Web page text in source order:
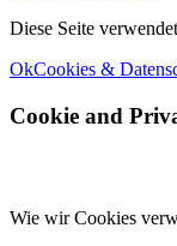
Diese Seite
OkCookies &
Cookie and
Wie wir Cookies